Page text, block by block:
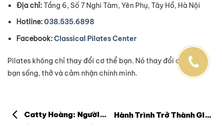
Địa chỉ:Tầng 6, Số 7 Nghi Tàm, Yên Phụ, Tây Hồ, Hà Nội
Hotline:038.535.6898
Facebook:Classical Pilates Center
Pilates không chỉ thay đổi cơ thể bạn. Nó thay đổi cả cách
bạn sống, thở và cảm nhận chính mình.
Catty Hoàng: Người
Hành Trình Trở Thành Giáo